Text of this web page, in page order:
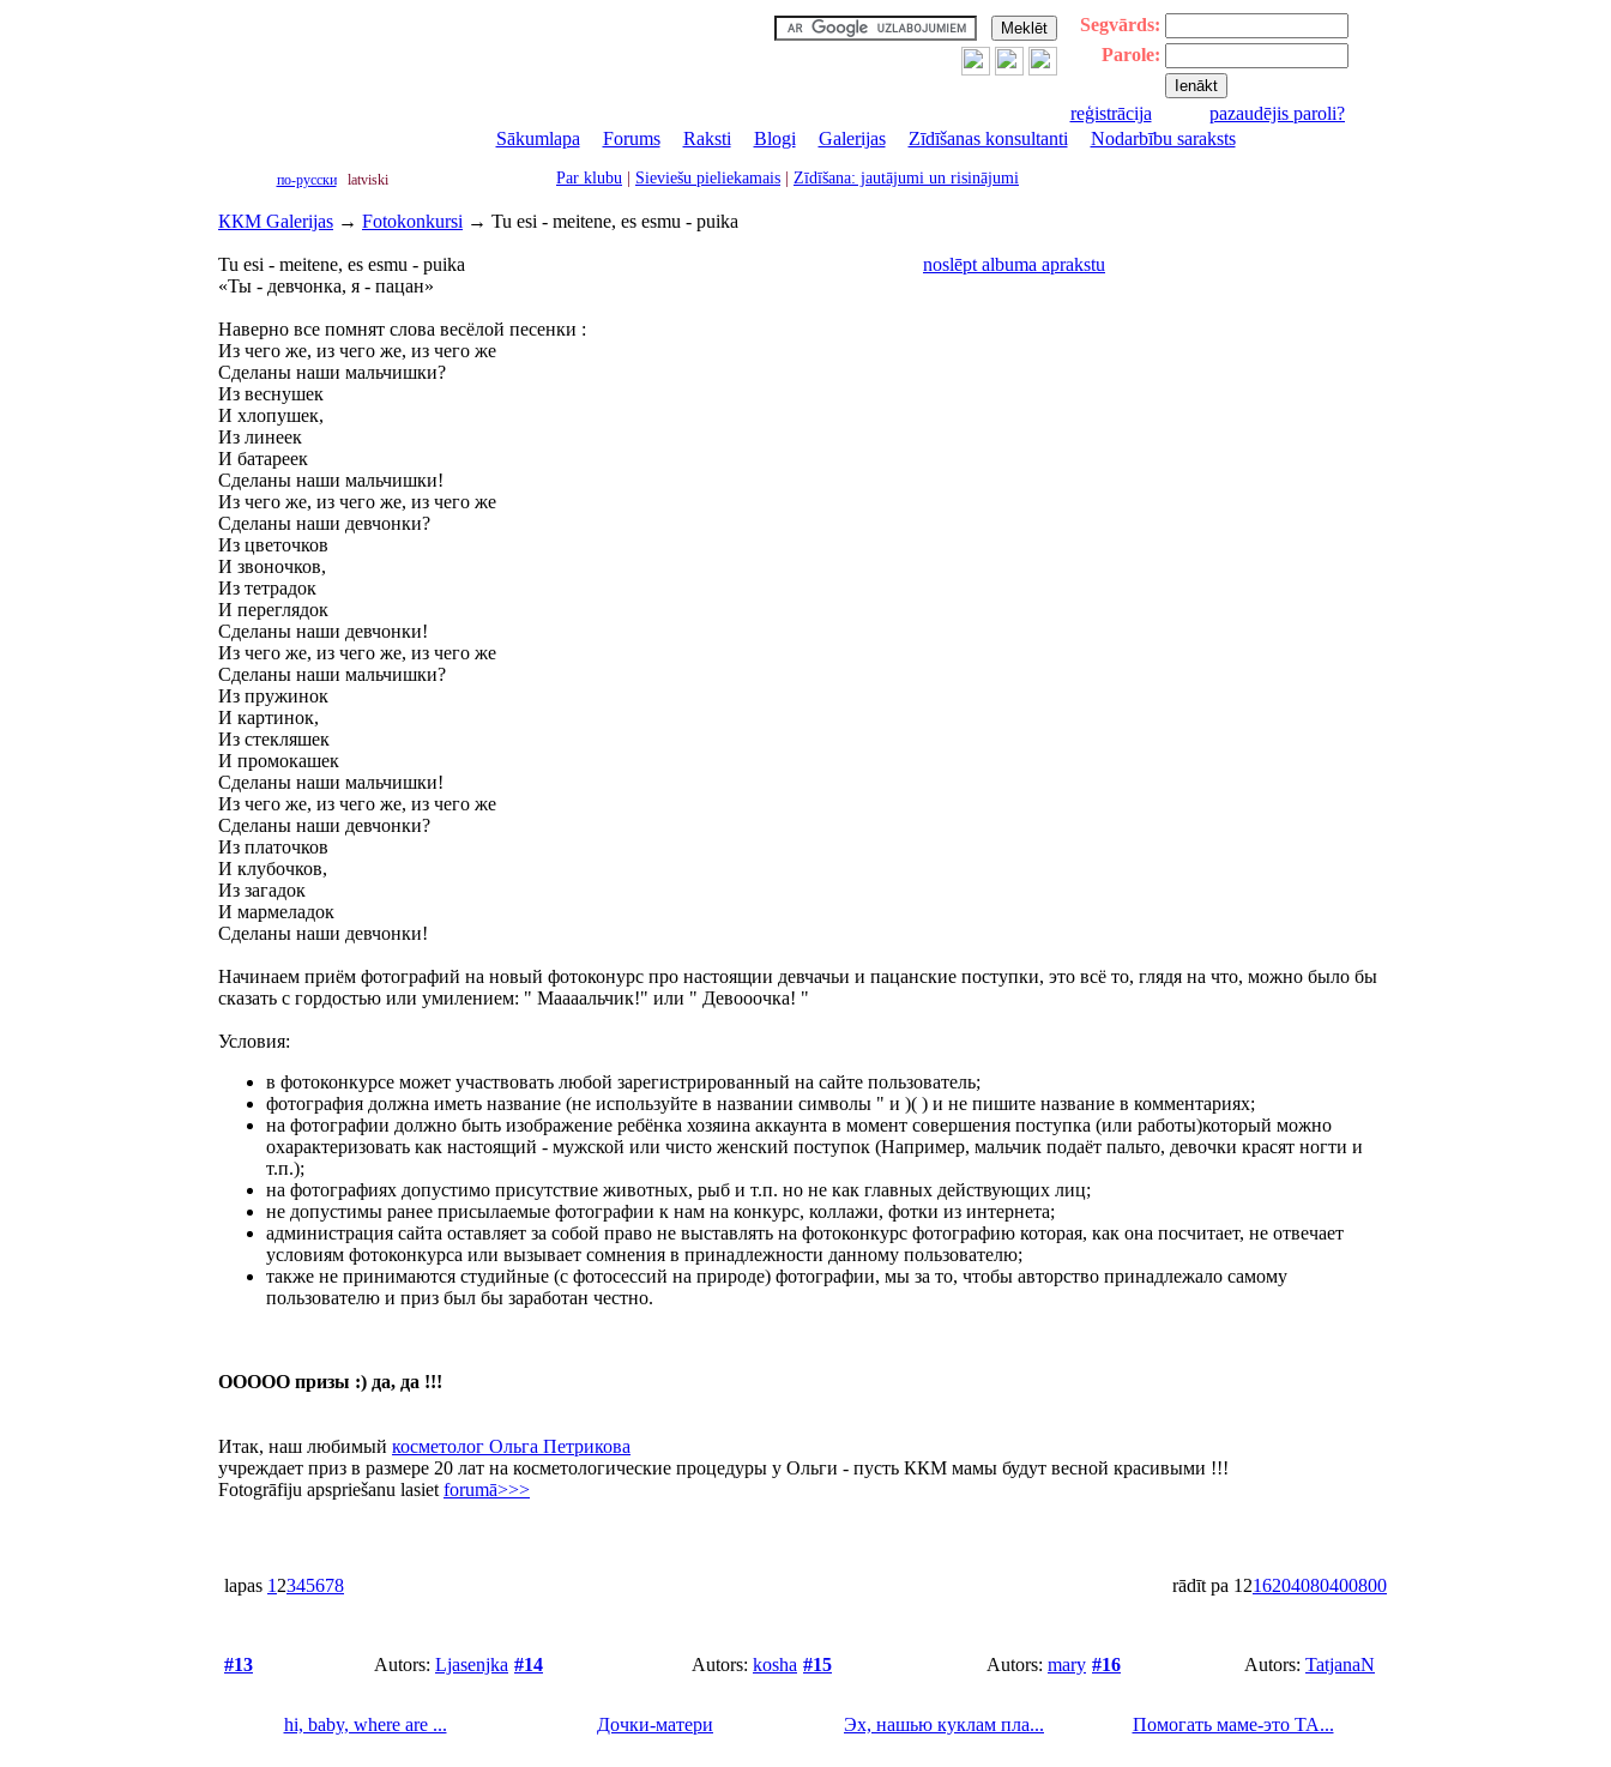
Segvārds:
Parole:
reģistrācija
pazaudējis paroli?
Sākumlapa
Forums| Raksti Blogi Galerijas| Zīdīšanas konsultanti Nodarbību saraksts
по-русски latviski Par klubu Sieviešu pieliekamais Zīdīšana: jautājumi un risinājumi
ККМ Galerijas → Fotokonkursi → Tu esi - meitene, es esmu - puika
Tu esi - meitene, es esmu - puika
noslēpt albuma aprakstu
«Ты - девчонка, я - пацан»
Наверно все помнят слова весёлой песенки :
Из чего же, из чего же, из чего же
Сделаны наши мальчишки?
Из веснушек
И хлопушек,
Из линеек
И батареек
Сделаны наши мальчишки!
Из чего же, из чего же, из чего же
Сделаны наши девчонки?
Из цветочков
И звоночков,
Из тетрадок
И переглядок
Сделаны наши девчонки!
Из чего же, из чего же, из чего же
Сделаны наши мальчишки?
Из пружинок
И картинок,
Из стекляшек
И промокашек
Сделаны наши мальчишки!
Из чего же, из чего же, из чего же
Сделаны наши девчонки?
Из платочков
И клубочков,
Из загадок
И мармеладок
Сделаны наши девчонки!
Начинаем приём фотографий на новый фотоконурс про настоящии девчачьи и пацанские поступки, это всё то, глядя на что, можно было бы
сказать с гордостью или умилением: " Маааальчик!" или " Девооочка! "
Условия:
в фотоконкурсе может участвовать любой зарегистрированный на сайте пользователь;
фотография должна иметь название (не используйте в названии символы " и )( ) и не пишите название в комментариях;
на фотографии должно быть изображение ребёнка хозяина аккаунта в момент совершения поступка (или работы)который можно
охарактеризовать как настоящий - мужской или чисто женский поступок (Например, мальчик подаёт пальто, девочки красят ногти и
т.п.);
на фотографиях допустимо присутствие животных, рыб и т.п. но не как главных действующих лиц;
не допустимы ранее присылаемые фотографии к нам на конкурс, коллажи, фотки из интернета;
администрация сайта оставляет за собой право не выставлять на фотоконкурс фотографию которая, как она посчитает, не отвечает
условиям фотоконкурса или вызывает сомнения в принадлежности данному пользователю;
также не принимаются студийные (с фотосессий на природе) фотографии, мы за то, чтобы авторство принадлежало самому
пользователю и приз был бы заработан честно.
ООООО призы :) да, да !!!
Итак, наш любимый косметолог Ольга Петрикова
учреждает приз в размере 20 лат на косметологические процедуры у Ольги - пусть ККМ мамы будут весной красивыми !!!
Fotogrāfiju apspriešanu lasiet forumā>>>
lapas 1 2345678 rādīt pa 1216204080400800
#13 Autors: Ljasenjka
hi, baby, where are ...
#14 Autors: kosha
Дочки-матери
#15 Autors: mary
Эх, нашью куклам пла...
#16 Autors: TatjanaN
Помогать маме-это ТА...